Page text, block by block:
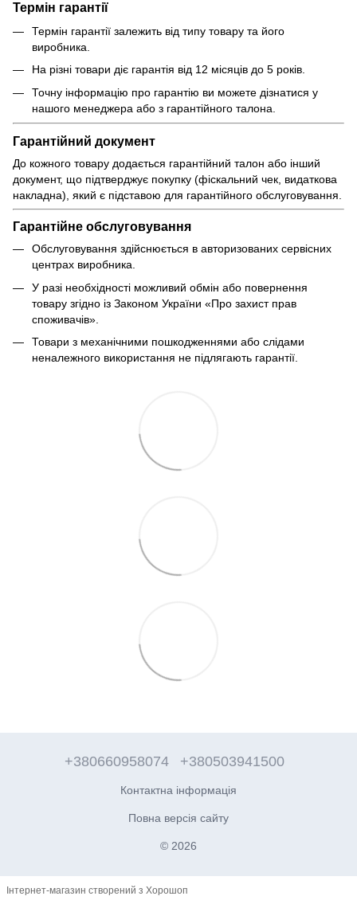
Термін гарантії
Термін гарантії залежить від типу товару та його
виробника.
На різні товари діє гарантія від 12 місяців до 5 років.
Точну інформацію про гарантію ви можете дізнатися у
нашого менеджера або з гарантійного талона.
Гарантійний документ
До кожного товару додається гарантійний талон або інший
документ, що підтверджує покупку (фіскальний чек, видаткова
накладна), який є підставою для гарантійного обслуговування.
Гарантійне обслуговування
Обслуговування здійснюється в авторизованих сервісних
центрах виробника.
У разі необхідності можливий обмін або повернення
товару згідно із Законом України «Про захист прав
споживачів».
Товари з механічними пошкодженнями або слідами
неналежного використання не підлягають гарантії.
+380660958074 +380503941500
Контактна інформація
Повна версія сайту
© 2026
Інтернет-магазин створений з Хорошоп